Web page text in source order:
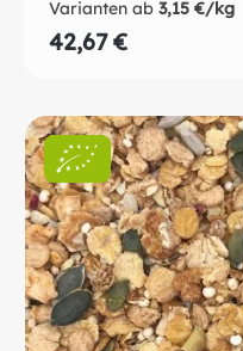
Varianten ab 3,15 €/kg
42,67 €